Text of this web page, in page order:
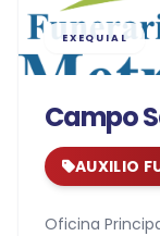
EXEQUIAL
Campo
AUXILIO
Oficina